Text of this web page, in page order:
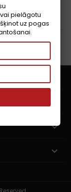
Pievienot grozam
PIEEJAMS




pielāgotu
uz pogas